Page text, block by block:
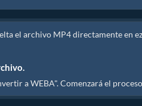
el archivo MP4 directamente en
a WEBA". Comenzará el